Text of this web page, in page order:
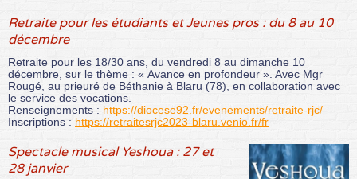
Retraite pour les étudiants et Jeunes pros : du 8 au 10
décembre
Retraite pour les 18/30 ans, du vendredi 8 au dimanche 10
décembre, sur le thème : « Avance en profondeur ». Avec Mgr
Rougé, au prieuré de Béthanie à Blaru (78), en collaboration avec
le service des vocations.
Renseignements : https://diocese92.fr/evenements/retraite-rjc/
Inscriptions : https://retraitesrjc2023-blaru.venio.fr/fr
Spectacle musical Yeshoua : 27 et
28 janvier